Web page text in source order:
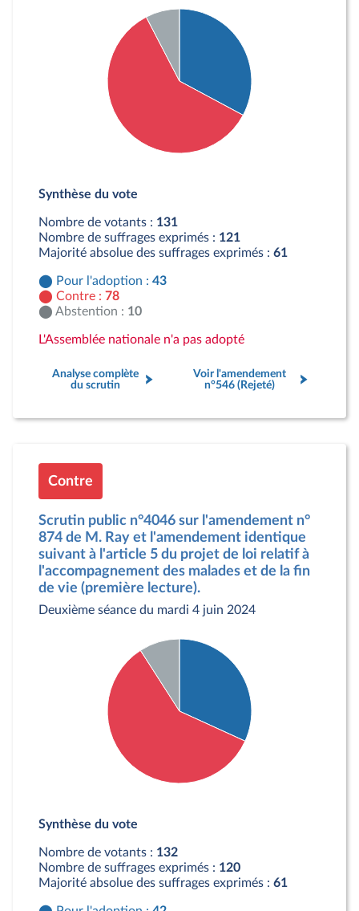
Contre : 78 députés
Synthèse du vote
Nombre de votants : 131
Nombre de suffrages exprimés : 121
Majorité absolue des suffrages exprimés : 61
Pour l'adoption : 43
Contre : 78
Abstention : 10
L'Assemblée nationale n'a pas adopté
Analyse complète
du scrutin
Voir l'amendement
n°546 (Rejeté)
Contre
Scrutin public n°4046 sur l'amendement n°
874 de M. Ray et l'amendement identique
suivant à l'article 5 du projet de loi relatif à
l'accompagnement des malades et de la fin
de vie (première lecture).
Deuxième séance du mardi 4 juin 2024
Contre : 78 députés
Synthèse du vote
Nombre de votants : 132
Nombre de suffrages exprimés : 120
Majorité absolue des suffrages exprimés : 61